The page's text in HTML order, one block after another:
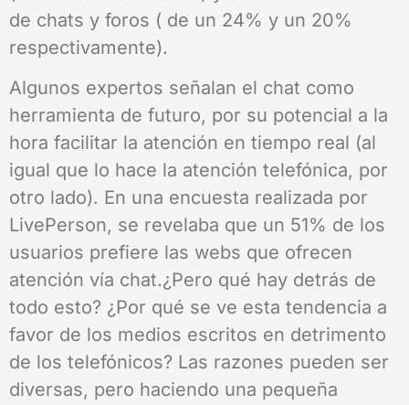
de chats y foros ( de un 24% y un 20%
respectivamente).
Algunos expertos señalan el chat como
herramienta de futuro, por su potencial a la
hora facilitar la atención en tiempo real (al
igual que lo hace la atención telefónica, por
otro lado). En una encuesta realizada por
LivePerson, se revelaba que un 51% de los
usuarios prefiere las webs que ofrecen
atención vía chat.¿Pero qué hay detrás de
todo esto? ¿Por qué se ve esta tendencia a
favor de los medios escritos en detrimento
de los telefónicos? Las razones pueden ser
diversas, pero haciendo una pequeña